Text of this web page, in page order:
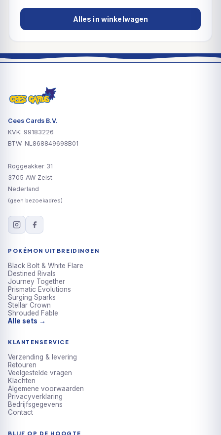
Alles in winkelwagen
Cees Cards B.V.
KVK: 99183226
BTW: NL868849698B01
Roggeakker 31
3705 AW Zeist
Nederland
(geen bezoekadres)
POKÉMON UITBREIDINGEN
Black Bolt & White Flare
Destined Rivals
Journey Together
Prismatic Evolutions
Surging Sparks
Stellar Crown
Shrouded Fable
Alle sets →
KLANTENSERVICE
Verzending & levering
Retouren
Veelgestelde vragen
Klachten
Algemene voorwaarden
Privacyverklaring
Bedrijfsgegevens
Contact
BLIJF OP DE HOOGTE